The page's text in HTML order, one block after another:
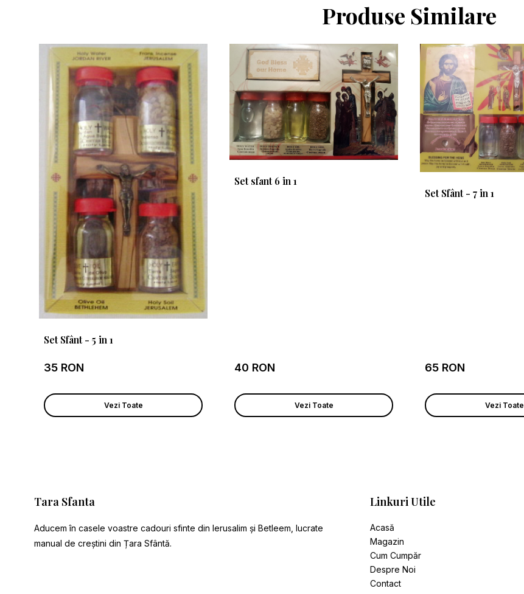
Produse Similare
Set Sfânt - 5 in 1
35 RON
Vezi Toate
Set sfant 6 in 1
40 RON
Vezi Toate
Set Sfânt - 7 in 1
65 RON
Vezi Toate
Tara Sfanta
Aducem în casele voastre cadouri sfinte din Ierusalim și Betleem, lucrate
manual de creștini din Țara Sfântă.
Linkuri Utile
Acasă
Magazin
Cum Cumpăr
Despre Noi
Contact